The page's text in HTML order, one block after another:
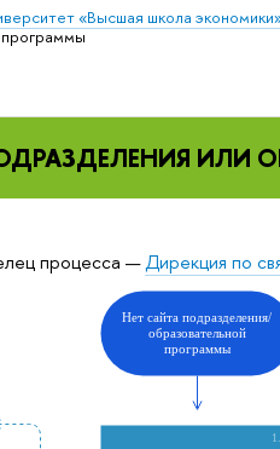
«Высшая школа
ИЛИ
процесса —Дирекция по
Нет сайта подразделения/
образовательной
программы